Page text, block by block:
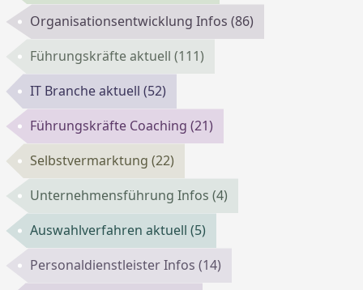
Organisationsentwicklung Infos(86)
Führungskräfte aktuell(111)
IT Branche aktuell(52)
Führungskräfte Coaching(21)
Selbstvermarktung(22)
Unternehmensführung Infos(4)
Auswahlverfahren aktuell(5)
Personaldienstleister Infos(14)